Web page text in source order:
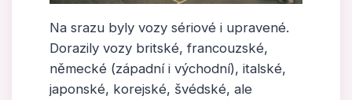
Na srazu byly vozy sériové i upravené.
Dorazily vozy britské, francouzské,
německé (západní i východní), italské,
japonské, korejské, švédské, ale